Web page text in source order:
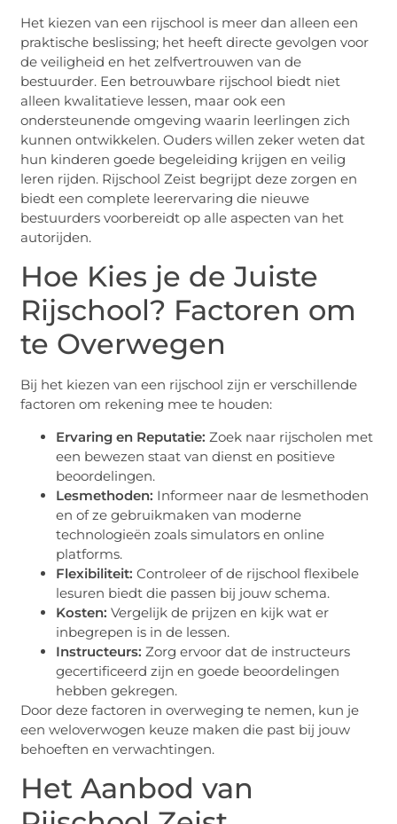
Het kiezen van een rijschool is meer dan alleen een
praktische beslissing; het heeft directe gevolgen voor
de veiligheid en het zelfvertrouwen van de
bestuurder. Een betrouwbare rijschool biedt niet
alleen kwalitatieve lessen, maar ook een
ondersteunende omgeving waarin leerlingen zich
kunnen ontwikkelen. Ouders willen zeker weten dat
hun kinderen goede begeleiding krijgen en veilig
leren rijden. Rijschool Zeist begrijpt deze zorgen en
biedt een complete leerervaring die nieuwe
bestuurders voorbereidt op alle aspecten van het
autorijden.
Hoe Kies je de Juiste
Rijschool? Factoren om
te Overwegen
Bij het kiezen van een rijschool zijn er verschillende
factoren om rekening mee te houden:
Ervaring en Reputatie: Zoek naar rijscholen met
een bewezen staat van dienst en positieve
beoordelingen.
Lesmethoden: Informeer naar de lesmethoden
en of ze gebruikmaken van moderne
technologieën zoals simulators en online
platforms.
Flexibiliteit: Controleer of de rijschool flexibele
lesuren biedt die passen bij jouw schema.
Kosten: Vergelijk de prijzen en kijk wat er
inbegrepen is in de lessen.
Instructeurs: Zorg ervoor dat de instructeurs
gecertificeerd zijn en goede beoordelingen
hebben gekregen.
Door deze factoren in overweging te nemen, kun je
een weloverwogen keuze maken die past bij jouw
behoeften en verwachtingen.
Het Aanbod van